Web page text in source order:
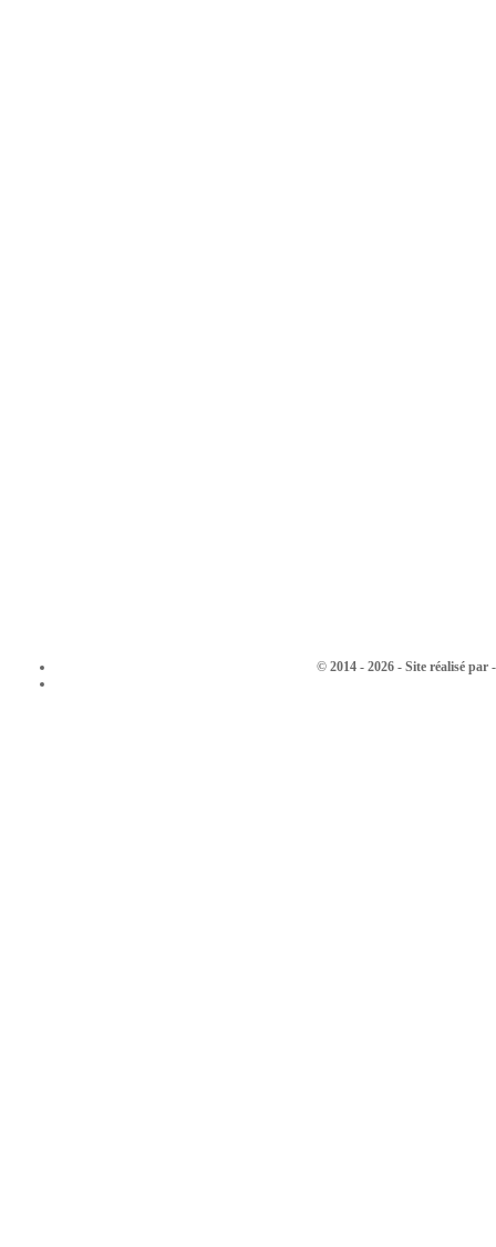
© 2014 - 2026 - Site réalisé